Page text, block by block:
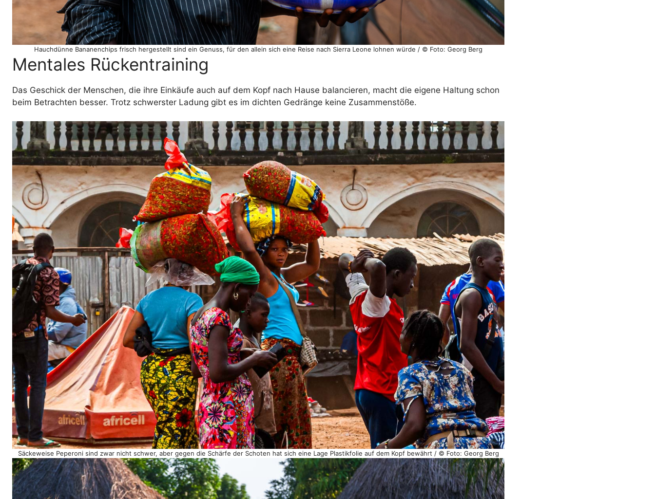
Hauchdünne Bananenchips frisch hergestellt sind ein Genuss, für den allein sich eine Reise nach Sierra Leone lohnen würde / © Foto: Georg Berg
Mentales Rückentraining
Das Geschick der Menschen, die ihre Einkäufe auch auf dem Kopf nach Hause balancieren, macht die eigene Haltung schon
beim Betrachten besser. Trotz schwerster Ladung gibt es im dichten Gedränge keine Zusammenstöße.
Säckeweise Peperoni sind zwar nicht schwer, aber gegen die Schärfe der Schoten hat sich eine Lage Plastikfolie auf dem Kopf bewährt / © Foto: Georg Berg